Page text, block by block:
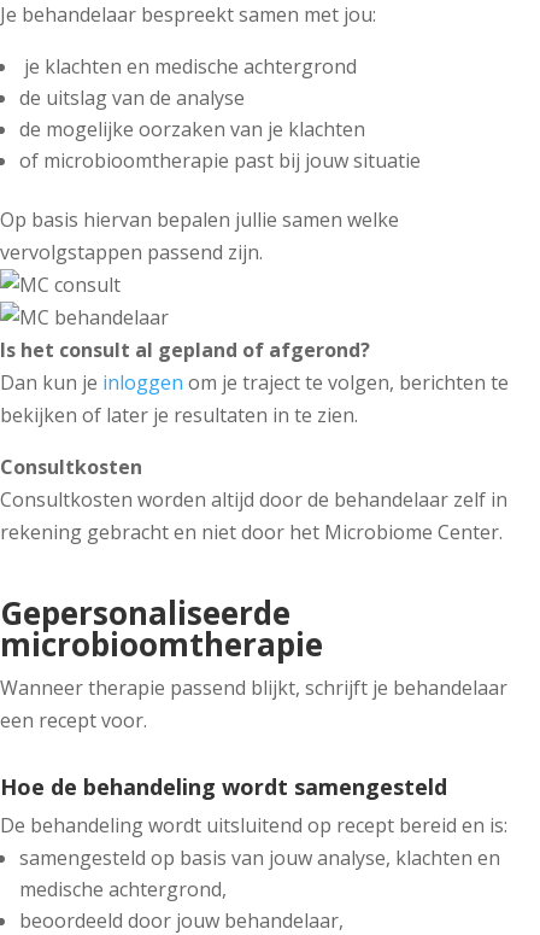
Je behandelaar bespreekt samen met jou:
je klachten en medische achtergrond
de uitslag van de analyse
de mogelijke oorzaken van je klachten
of microbioomtherapie past bij jouw situatie
Op basis hiervan bepalen jullie samen welke
vervolgstappen passend zijn.
Is het consult al gepland of afgerond?
Dan kun je inloggen om je traject te volgen, berichten te
bekijken of later je resultaten in te zien.
Consultkosten
Consultkosten worden altijd door de behandelaar zelf in
rekening gebracht en niet door het Microbiome Center.
Gepersonaliseerde
microbioomtherapie
Wanneer therapie passend blijkt, schrijft je behandelaar
een recept voor.
Hoe de behandeling wordt samengesteld
De behandeling wordt uitsluitend op recept bereid en is:
samengesteld op basis van jouw analyse, klachten en
medische achtergrond,
beoordeeld door jouw behandelaar,